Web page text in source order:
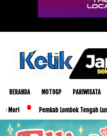
BERANDA MOTOGP PARIWISATA
Pemkab Lombok Tengah Luncurkan